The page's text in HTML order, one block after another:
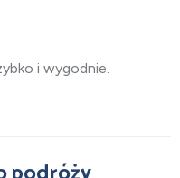
i wygodnie.